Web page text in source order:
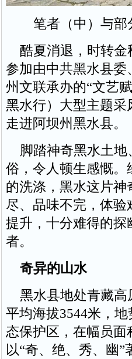
笔者（中）与部
酷夏消退，时转金
参加由中共黑水县委
州文联承办的“文艺
黑水行）大型主题采
走进阿坝州黑水县。
脚踏神奇黑水土地
俗，令人顿生感慨。
的洗涤，黑水这片
尽、品味不完，体
提升，十分难得的探
者。
奇异的山水
黑水县地处青藏高
平均海拔3544米，
态保护区，在幅员面
以“奇、绝、秀、幽